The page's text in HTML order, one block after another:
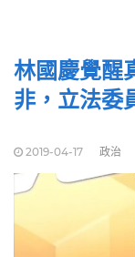
林國慶覺醒
非，立法委
2019-04-17 政治